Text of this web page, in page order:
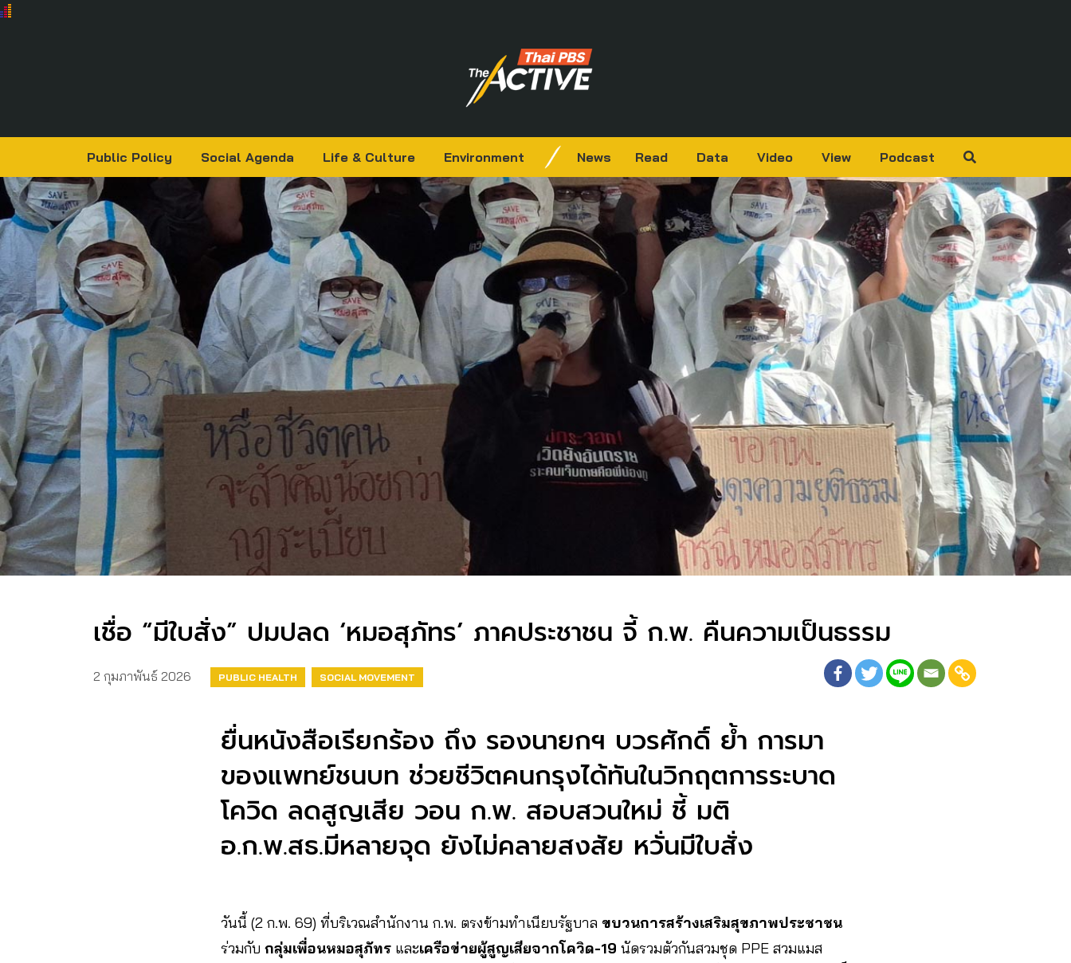
Public Policy Social Agenda Life & Culture Environment News Read Data Video View Podcast
เชื่อ “มีใบสั่ง” ปมปลด ‘หมอสุภัทร’ ภาคประชาชน จี้ ก.พ. คืนความเป็นธรรม
2 กุมภาพันธ์ 2026 PUBLIC HEALTH SOCIAL MOVEMENT
ยื่นหนังสือเรียกร้อง ถึง รองนายกฯ บวรศักดิ์ ย้ำ การมา
ของแพทย์ชนบท ช่วยชีวิตคนกรุงได้ทันในวิกฤตการระบาด
โควิด ลดสูญเสีย วอน ก.พ. สอบสวนใหม่ ชี้ มติ
อ.ก.พ.สธ.มีหลายจุด ยังไม่คลายสงสัย หวั่นมีใบสั่ง
วันนี้ (2 ก.พ. 69) ที่บริเวณสำนักงาน ก.พ. ตรงข้ามทำเนียบรัฐบาล ขบวนการสร้างเสริมสุขภาพประชาชน
ร่วมกับ กลุ่มเพื่อนหมอสุภัทร และเครือข่ายผู้สูญเสียจากโควิด-19 นัดรวมตัวกันสวมชุด PPE สวมแมส